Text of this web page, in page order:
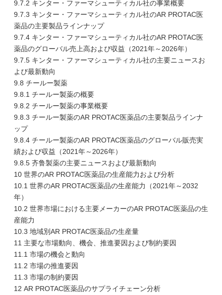
9.7.2 キンター・ファーマシューティカル社の事業概要
9.7.3 キンター・ファーマシューティカル社のAR PROTAC医
薬品の主要製品ラインナップ
9.7.4 キンター・ファーマシューティカル社のAR PROTAC医
薬品のグローバル売上高および収益（2021年～2026年）
9.7.5 キンター・ファーマシューティカル社の主要ニュースお
よび最新動向
9.8 チールー製薬
9.8.1 チールー製薬の概要
9.8.2 チールー製薬の事業概要
9.8.3 チールー製薬のAR PROTAC医薬品の主要製品ラインナ
ップ
9.8.4 チールー製薬のAR PROTAC医薬品のグローバル販売実
績および収益（2021年～2026年）
9.8.5 齐鲁製薬の主要ニュースおよび最新動向
10 世界のAR PROTAC医薬品の生産能力および分析
10.1 世界のAR PROTAC医薬品の生産能力（2021年～2032
年）
10.2 世界市場における主要メーカーのAR PROTAC医薬品の生
産能力
10.3 地域別AR PROTAC医薬品の生産量
11 主要な市場動向、機会、推進要因および制約要因
11.1 市場の機会と動向
11.2 市場の推進要因
11.3 市場の制約要因
12 AR PROTAC医薬品のサプライチェーン分析